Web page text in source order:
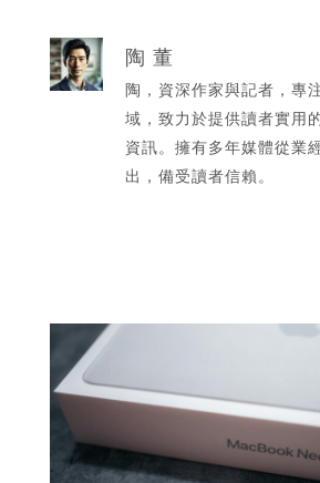
陶 董
陶，資深作家與記者，專
域，致力於提供讀者實用
資訊。擁有多年媒體從業
出，備受讀者信賴。